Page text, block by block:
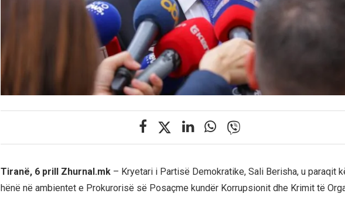
Tiranë, 6 prill Zhurnal.mk– Kryetari i Partisë Demokratike, Sali Berisha, u paraqit
hënë në ambientet e Prokurorisë së Posaçme kundër Korrupsionit dhe Krimit të